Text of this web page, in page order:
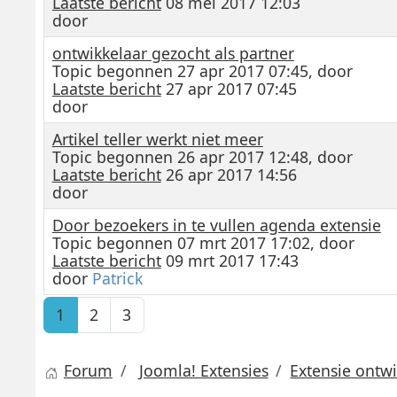
door
ontwikkelaar gezocht als partner
Topic begonnen 27 apr 2017 07:45, door
Laatste bericht27 apr 2017 07:45
door
Artikel teller werkt niet meer
Topic begonnen 26 apr 2017 12:48, door
Laatste bericht26 apr 2017 14:56
door
Door bezoekers in te vullen agenda extensie
Topic begonnen 07 mrt 2017 17:02, door
Laatste bericht09 mrt 2017 17:43
door Patrick
1
2 3
Forum Joomla! Extensies Extensie